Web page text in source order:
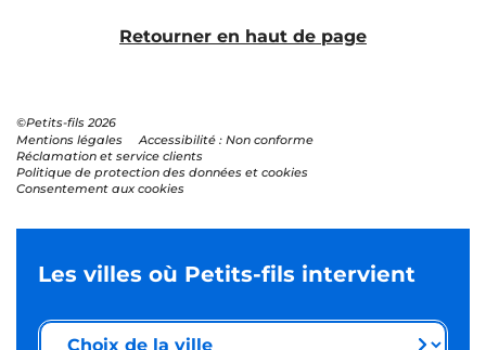
Retourner en haut de page
©Petits-fils 2026
Mentions légales
Accessibilité : Non conforme
Réclamation et service clients
Politique de protection des données et cookies
Consentement aux cookies
Les villes où Petits-fils intervient